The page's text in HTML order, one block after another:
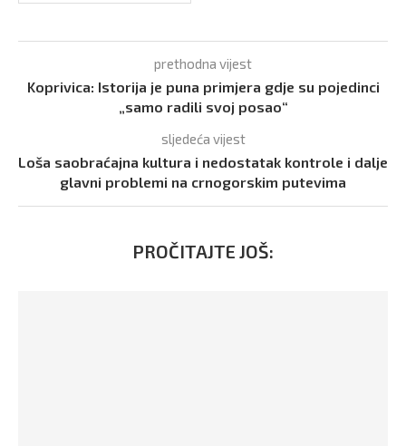
prethodna vijest
Koprivica: Istorija je puna primjera gdje su pojedinci
„samo radili svoj posao“
sljedeća vijest
Loša saobraćajna kultura i nedostatak kontrole i dalje
glavni problemi na crnogorskim putevima
PROČITAJTE JOŠ: